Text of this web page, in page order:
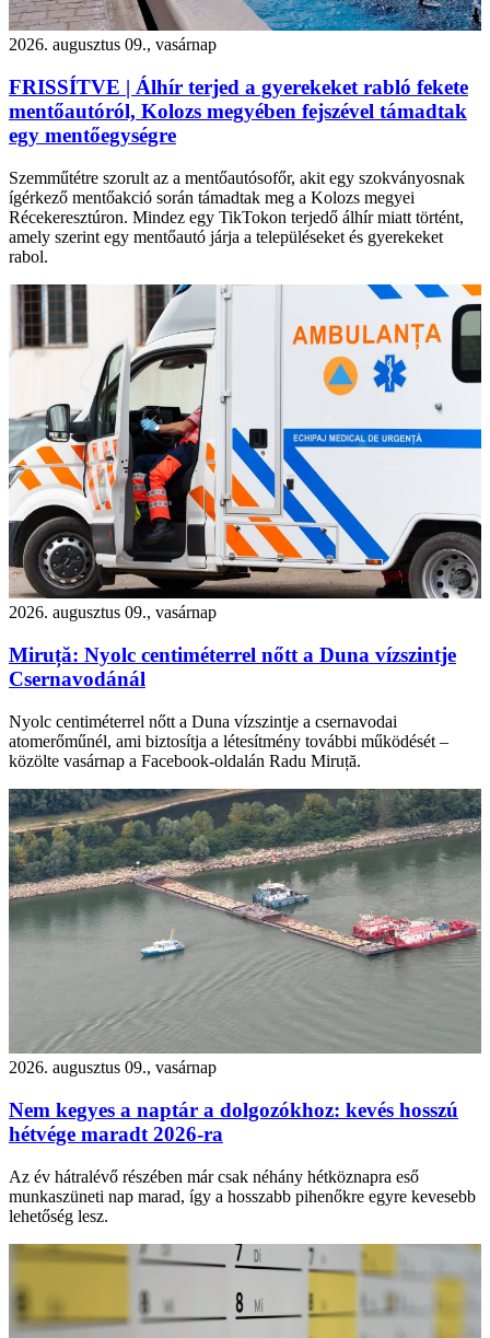
2026. augusztus 09., vasárnap
FRISSÍTVE | Álhír terjed a gyerekeket rabló fekete
mentőautóról, Kolozs megyében fejszével támadtak
egy mentőegységre
Szemműtétre szorult az a mentőautósofőr, akit egy szokványosnak
ígérkező mentőakció során támadtak meg a Kolozs megyei
Récekeresztúron. Mindez egy TikTokon terjedő álhír miatt történt,
amely szerint egy mentőautó járja a településeket és gyerekeket
rabol.
2026. augusztus 09., vasárnap
Miruță: Nyolc centiméterrel nőtt a Duna vízszintje
Csernavodánál
Nyolc centiméterrel nőtt a Duna vízszintje a csernavodai
atomerőműnél, ami biztosítja a létesítmény további működését –
közölte vasárnap a Facebook-oldalán Radu Miruță.
2026. augusztus 09., vasárnap
Nem kegyes a naptár a dolgozókhoz: kevés hosszú
hétvége maradt 2026-ra
Az év hátralévő részében már csak néhány hétköznapra eső
munkaszüneti nap marad, így a hosszabb pihenőkre egyre kevesebb
lehetőség lesz.